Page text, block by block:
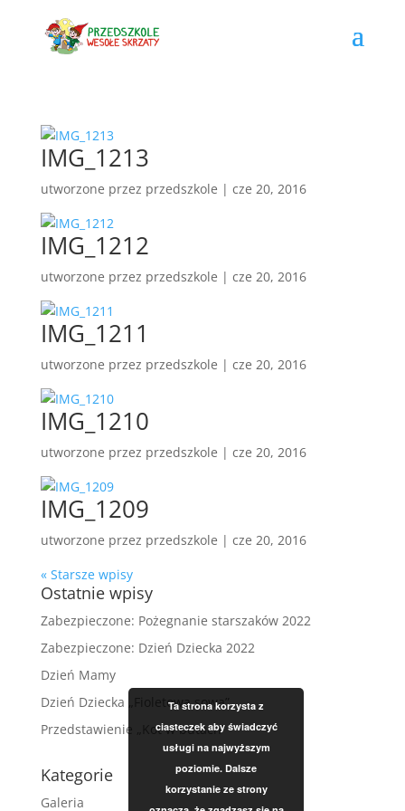
IMG_1213
utworzone przez przedszkole | cze 20, 2016
IMG_1212
utworzone przez przedszkole | cze 20, 2016
IMG_1211
utworzone przez przedszkole | cze 20, 2016
IMG_1210
utworzone przez przedszkole | cze 20, 2016
IMG_1209
utworzone przez przedszkole | cze 20, 2016
« Starsze wpisy
Ostatnie wpisy
Zabezpieczone: Pożegnanie starszaków 2022
Zabezpieczone: Dzień Dziecka 2022
Dzień Mamy
Dzień Dziecka „Fioletowa sowa”
Przedstawienie „Kot w butach”
Kategorie
Galeria
Ta strona korzysta z
ciasteczek aby świadczyć
usługi na najwyższym
poziomie. Dalsze
korzystanie ze strony